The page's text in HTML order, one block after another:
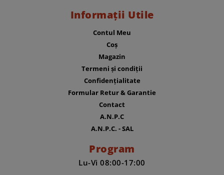
Informații Utile
Contul Meu
Coș
Magazin
Termeni și condiții
Confidențialitate
Formular Retur & Garantie
Contact
A.N.P.C
A.N.P.C. - SAL
Program
Lu-Vi 08:00-17:00